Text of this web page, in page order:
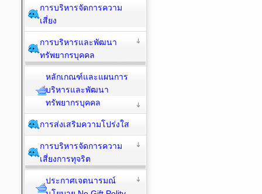
การบริหารจัดการความ
เสี่ยง
การบริหารและพัฒนา
ทรัพยากรบุคคล
หลักเกณฑ์และแผนการ
บริหารและพัฒนา
ทรัพยากรบุคคล
การส่งเสริมความโปร่งใส
การบริหารจัดการความ
เสี่ยงการทุจริต
ประกาศเจตนารมณ์